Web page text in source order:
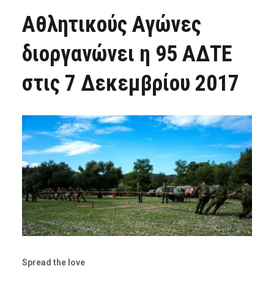
Αθλητικούς Αγώνες
διοργανώνει η 95 ΑΔΤΕ
στις 7 Δεκεμβρίου 2017
Spread the love